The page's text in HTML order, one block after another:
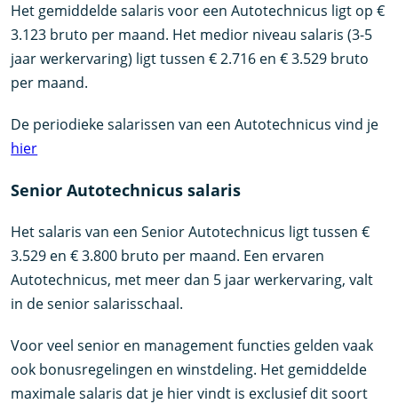
Het gemiddelde salaris voor een Autotechnicus ligt op €
3.123 bruto per maand. Het medior niveau salaris (3-5
jaar werkervaring) ligt tussen € 2.716 en € 3.529 bruto
per maand.
De periodieke salarissen van een Autotechnicus vind je
hier
Senior Autotechnicus salaris
Het salaris van een Senior Autotechnicus ligt tussen €
3.529 en € 3.800 bruto per maand. Een ervaren
Autotechnicus, met meer dan 5 jaar werkervaring, valt
in de senior salarisschaal.
Voor veel senior en management functies gelden vaak
ook bonusregelingen en winstdeling. Het gemiddelde
maximale salaris dat je hier vindt is exclusief dit soort